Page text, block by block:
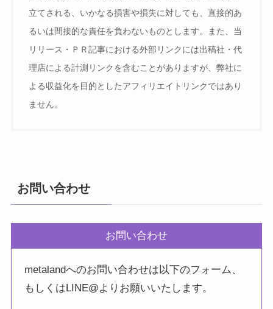
立てされる、いかなる損害や損失に対しても、直接的あ
るいは間接的な責任を負わないものとします。また、当
リリース・ＰＲ記事における外部リンクには出稿社・代
理店による計測リンクを含むことがありますが、弊社に
よる収益化を目的としたアフィリエイトリンクではあり
ません。
お問い合わせ
お問い合わせ
metalandへのお問い合わせは以下のフォーム、
もしくはLINE@よりお願いいたします。